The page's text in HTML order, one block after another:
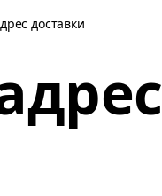
доставки